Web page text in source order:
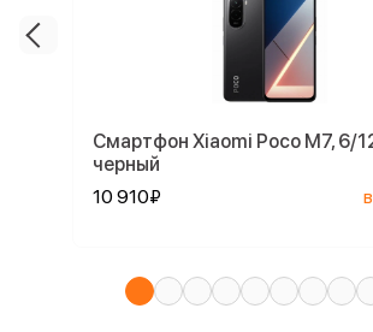
Смартфон Xiaomi Poco M7, 6/
черный
10 910₽